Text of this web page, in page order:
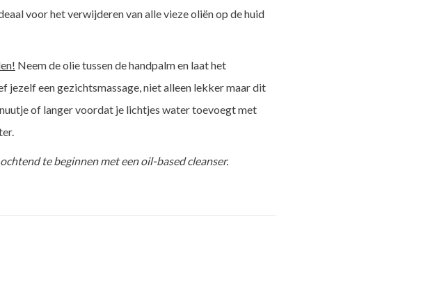
voor het verwijderen van alle vieze oliën op de huid
Neem de olie tussen de handpalm en laat het
jezelf een gezichtsmassage, niet alleen lekker maar dit
of langer voordat je lichtjes water toevoegt met
te beginnen met een oil-based cleanser.